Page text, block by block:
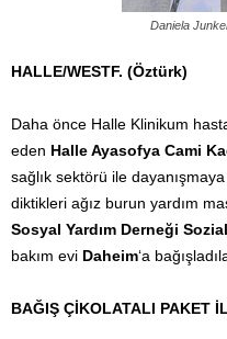
Daniela
HALLE/WESTF. (Öztürk)
Daha önce Halle Klinikum
eden Halle Ayasofya Cami
sağlık sektörü ile
diktikleri ağız burun yardım
Sosyal Yardım Derneği
bakım evi Daheim‘a
BAĞIŞ ÇİKOLATALI PAKET